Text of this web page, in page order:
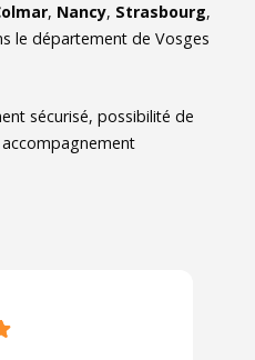
, Nancy, Strasbourg,
le département de Vosges
sécurisé, possibilité de